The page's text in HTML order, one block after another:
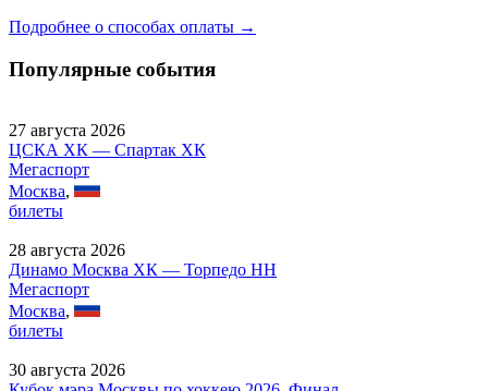
Подробнее о способах оплаты →
Популярные события
27 августа 2026
ЦСКА ХК — Спартак ХК
Мегаспорт
Москва,
билеты
28 августа 2026
Динамо Москва ХК — Торпедо НН
Мегаспорт
Москва,
билеты
30 августа 2026